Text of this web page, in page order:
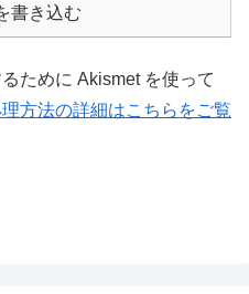
書き込む
ために Akismet を使って
方法の詳細はこちらをご覧